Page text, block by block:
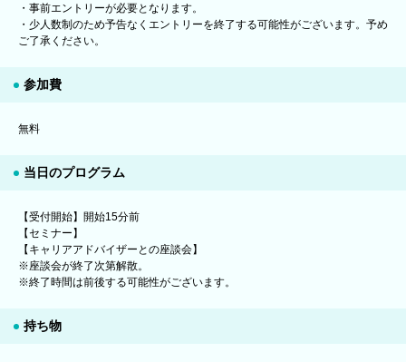
・事前エントリーが必要となります。
・少人数制のため予告なくエントリーを終了する可能性がございます。予め
ご了承ください。
参加費
無料
当日のプログラム
【受付開始】開始15分前
【セミナー】
【キャリアアドバイザーとの座談会】
※座談会が終了次第解散。
※終了時間は前後する可能性がございます。
持ち物